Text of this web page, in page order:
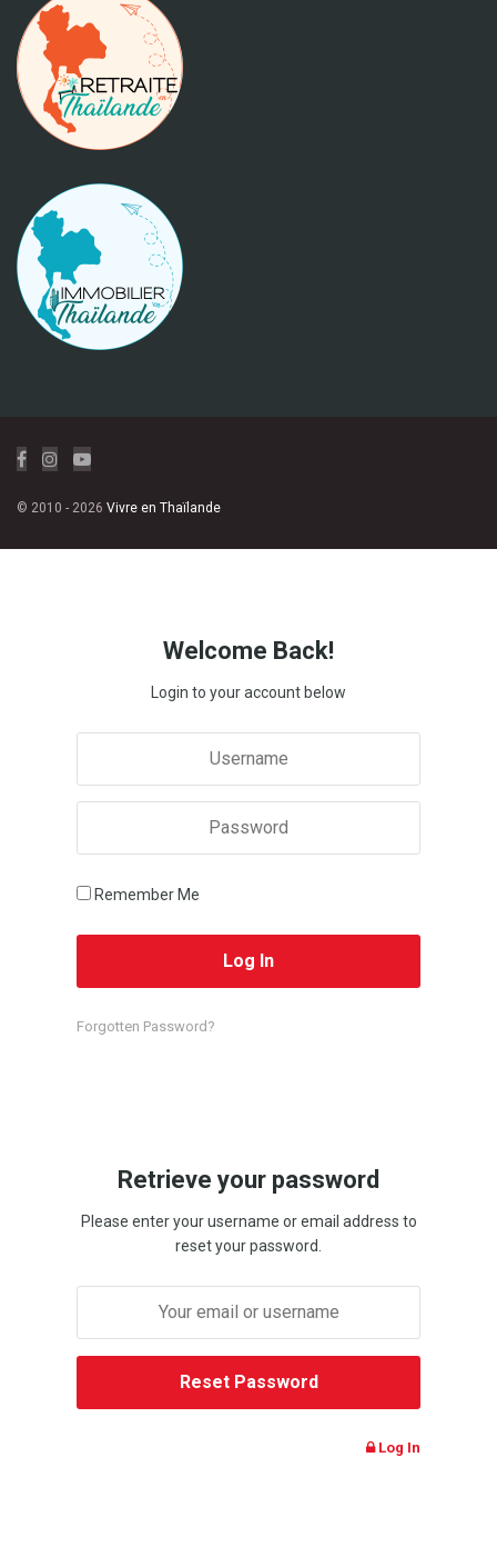
© 2010 - 2026 Vivre en Thaïlande
Welcome Back!
Login to your account below
Remember Me
Forgotten Password?
Retrieve your password
Please enter your username or email address to
reset your password.
Log In